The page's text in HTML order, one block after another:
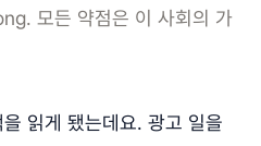
모든 약점은 이 사회의 가
읽게 됐는데요. 광고 일을